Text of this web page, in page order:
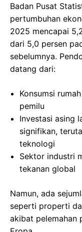
Badan Pusat
pertumbuhan
2025 mencapai
dari 5,0 persen
sebelumnya.
datang dari:
Konsumsi
pemilu
Investasi asing
signifikan,
teknologi
Sektor industri
tekanan global
Namun, ada
seperti properti
akibat pelemahan